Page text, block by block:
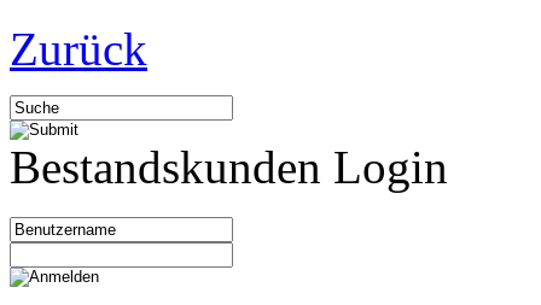
Zurück
Bestandskunden Login